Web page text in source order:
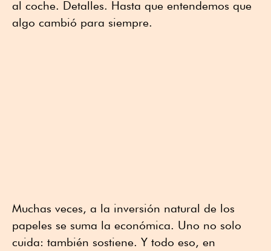
al coche. Detalles. Hasta que entendemos que
algo cambió para siempre.
Muchas veces, a la inversión natural de los
papeles se suma la económica. Uno no solo
cuida: también sostiene. Y todo eso, en